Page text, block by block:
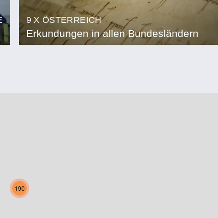
9 X ÖSTERREICH
Erkundungen in allen Bundesländern
190